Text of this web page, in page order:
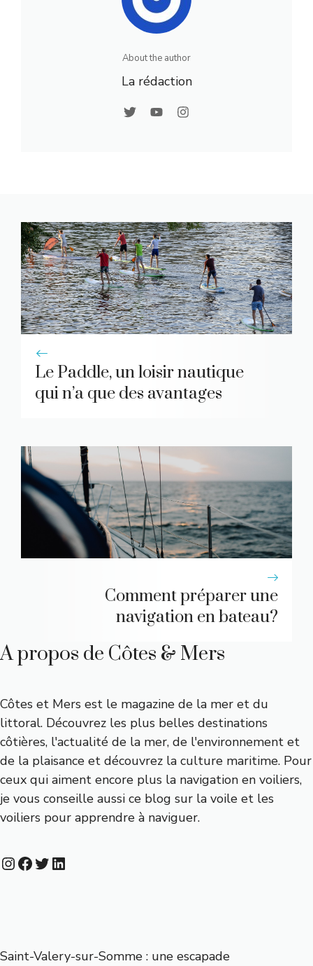
About the author
La rédaction
Le Paddle, un loisir nautique
qui n’a que des avantages
Comment préparer une
navigation en bateau?
A propos de Côtes & Mers
Côtes et Mers est le magazine de la mer et du
littoral. Découvrez les plus belles destinations
côtières, l'actualité de la mer, de l'environnement et
de la plaisance et découvrez la culture maritime. Pour
ceux qui aiment encore plus la navigation en voiliers,
je vous conseille aussi ce blog sur la voile et les
voiliers pour apprendre à naviguer.
Instagram
Facebook
Twitter
LinkedIn
Saint-Valery-sur-Somme : une escapade